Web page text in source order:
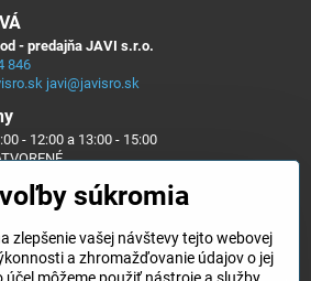
- predajňa JAVI s.r.o.
846
javi@javisro.sk
- 12:00 a 13:00 - 15:00
súkromia
zlepšenie vašej návštevy tejto webovej
a zhromažďovanie údajov o jej